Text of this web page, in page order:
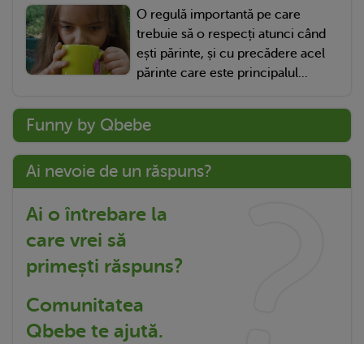
O regulă importantă pe care
trebuie să o respecți atunci când
ești părinte, și cu precădere acel
părinte care este principalul...
Funny by Qbebe
Ai nevoie de un răspuns?
Ai o întrebare la
care vrei să
primești răspuns?
Comunitatea
Qbebe te ajută.